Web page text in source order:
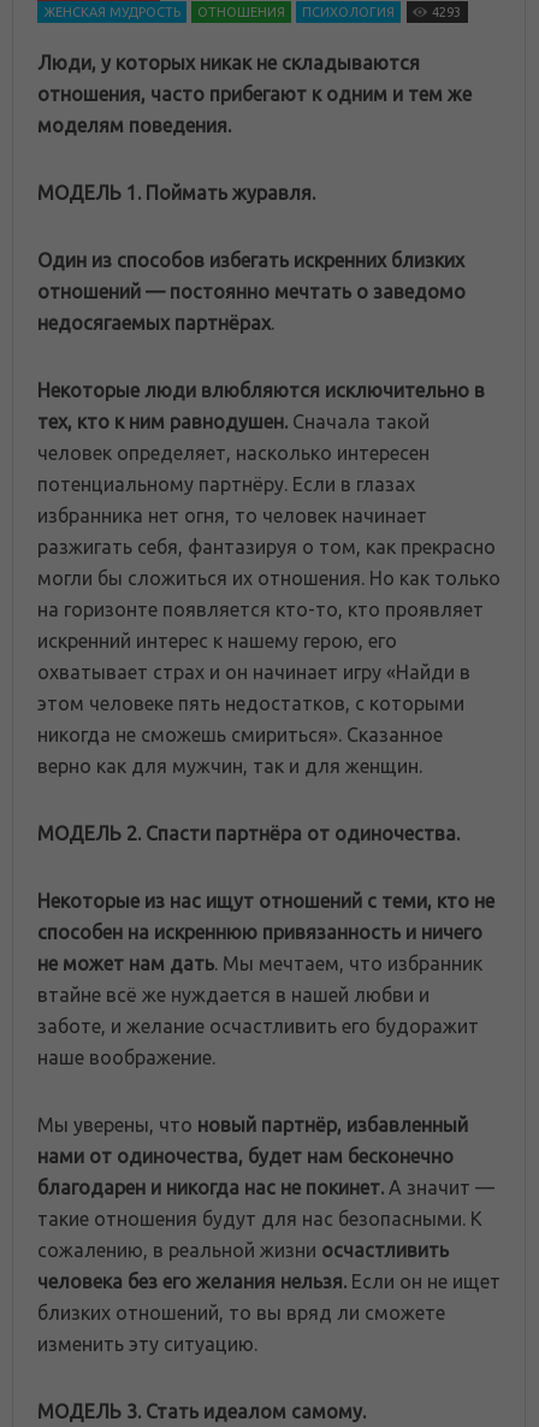
ЖЕНСКАЯ МУДРОСТЬ
ОТНОШЕНИЯ ПСИХОЛОГИЯ 4293
Люди, у которых никак не складываются
отношения, часто прибегают к одним и тем же
моделям поведения.
МОДЕЛЬ 1. Поймать журавля.
Один из способов избегать искренних близких
отношений — постоянно мечтать о заведомо
недосягаемых партнёрах.
Некоторые люди влюбляются исключительно в
тех, кто к ним равнодушен. Сначала такой
человек определяет, насколько интересен
потенциальному партнёру. Если в глазах
избранника нет огня, то человек начинает
разжигать себя, фантазируя о том, как прекрасно
могли бы сложиться их отношения. Но как только
на горизонте появляется кто-то, кто проявляет
искренний интерес к нашему герою, его
охватывает страх и он начинает игру «Найди в
этом человеке пять недостатков, с которыми
никогда не сможешь смириться». Сказанное
верно как для мужчин, так и для женщин.
МОДЕЛЬ 2. Спасти партнёра от одиночества.
Некоторые из нас ищут отношений с теми, кто не
способен на искреннюю привязанность и ничего
не может нам дать. Мы мечтаем, что избранник
втайне всё же нуждается в нашей любви и
заботе, и желание осчастливить его будоражит
наше воображение.
Мы уверены, что новый партнёр, избавленный
нами от одиночества, будет нам бесконечно
благодарен и никогда нас не покинет. А значит —
такие отношения будут для нас безопасными. К
сожалению, в реальной жизни осчастливить
человека без его желания нельзя. Если он не ищет
близких отношений, то вы вряд ли сможете
изменить эту ситуацию.
МОДЕЛЬ 3. Стать идеалом самому.